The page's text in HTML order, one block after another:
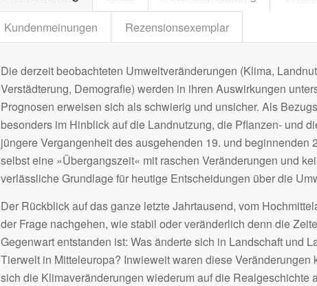
Kundenmeinungen
Rezensionsexemplar
Die derzeit beobachteten Umweltveränderungen (Klima,
Verstädterung, Demografie) werden in ihren Auswirkungen
Prognosen erweisen sich als schwierig und unsicher. Als
besonders im Hinblick auf die Landnutzung, die Pflanzen- und
jüngere Vergangenheit des ausgehenden 19. und beginnenden
selbst eine »Übergangszeit« mit raschen Veränderungen und
verlässliche Grundlage für heutige Entscheidungen über die
Der Rückblick auf das ganze letzte Jahrtausend, vom
der Frage nachgehen, wie stabil oder veränderlich denn die
Gegenwart entstanden ist: Was änderte sich in Landschaft und
Tierwelt in Mitteleuropa? Inwieweit waren diese
sich die Klimaveränderungen wiederum auf die Realgeschichte